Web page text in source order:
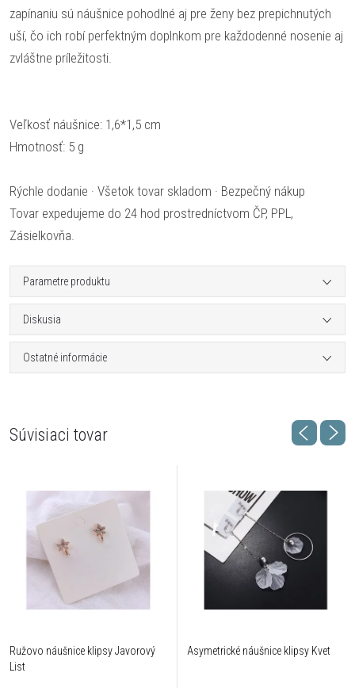
zapínaniu sú náušnice pohodlné aj pre ženy bez prepichnutých
uší, čo ich robí perfektným doplnkom pre každodenné nosenie aj
zvláštne príležitosti.
Veľkosť náušnice: 1,6*1,5 cm
Hmotnosť: 5 g
Rýchle dodanie · Všetok tovar skladom · Bezpečný nákup
Tovar expedujeme do 24 hod prostredníctvom ČP, PPL,
Zásielkovňa.
Parametre produktu
Diskusia
Ostatné informácie
Súvisiaci tovar
Ružovo náušnice klipsy Javorový
List
Asymetrické náušnice klipsy Kvet